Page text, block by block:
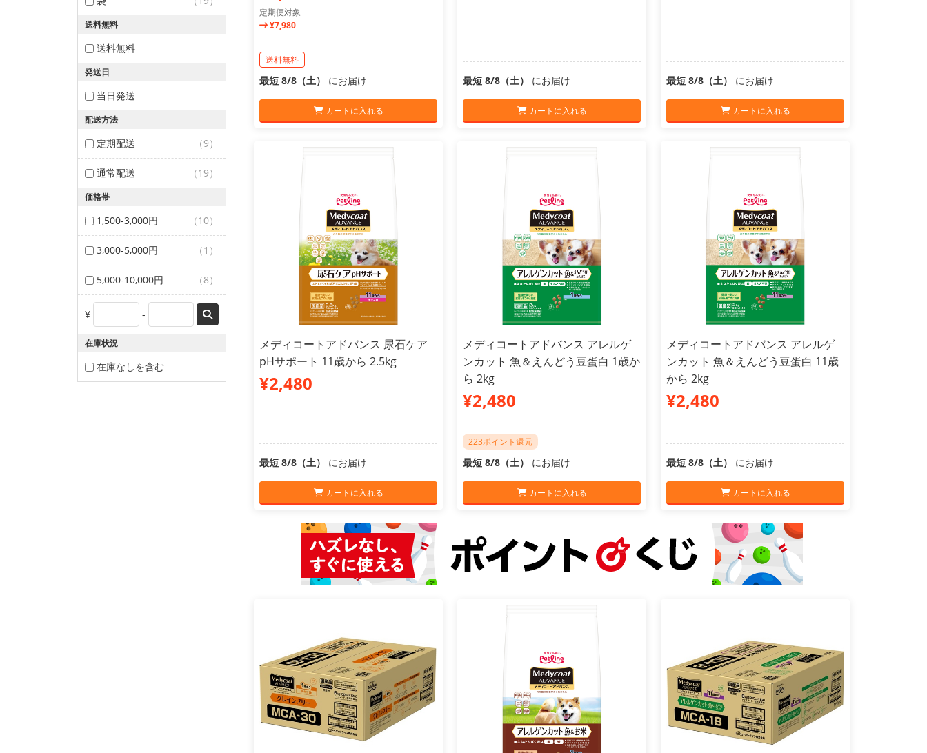
送料無料
送料無料
発送日
当日発送
配送方法
定期配送 （9）
通常配送 （19）
価格帯
1,500-3,000円 （10）
3,000-5,000円 （1）
5,000-10,000円 （8）
¥ -
在庫状況
在庫なしを含む
定期便対象
¥7,980
送料無料
最短 8/8（土） にお届け
カートに入れる
最短 8/8（土） にお届け
カートに入れる
最短 8/8（土） にお届け
カートに入れる
メディコートアドバンス 尿石ケア
pHサポート 11歳から 2.5kg
¥2,480
最短 8/8（土） にお届け
カートに入れる
メディコートアドバンス アレルゲ
ンカット 魚＆えんどう豆蛋白 1歳か
ら 2kg
¥2,480
223ポイント還元
最短 8/8（土） にお届け
カートに入れる
メディコートアドバンス アレルゲ
ンカット 魚＆えんどう豆蛋白 11歳
から 2kg
¥2,480
最短 8/8（土） にお届け
カートに入れる